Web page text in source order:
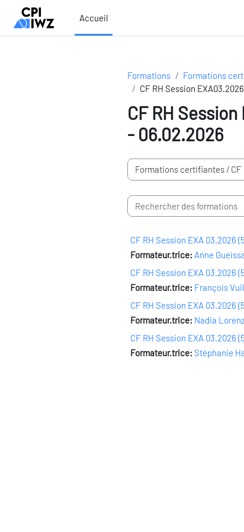
Passer au contenu principal
Accueil
Formations Formations
CF RH Session
CF RH
- 06.02.2026
Domaines de formation
Rechercher des formations
CF RH Session EXA 03.2026
Formateur.trice: Anne
CF RH Session EXA 03.2026
Formateur.trice: François
CF RH Session EXA 03.2026
Formateur.trice: Nadia
CF RH Session EXA 03.2026
Formateur.trice: Stéphanie